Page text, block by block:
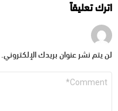
اترك تعليقاً
لن يتم نشر عنوان بريدك الإلكتروني.
التعليق